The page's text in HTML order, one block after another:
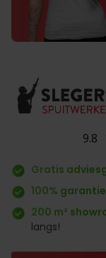
9.8
Gratis
100% garantie
200 m²
langs!